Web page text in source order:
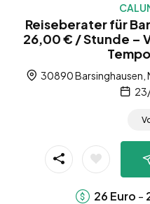
Reiseberater für
26,00 € / Stunde –
30890 Barsinghausen,
26 Euro -